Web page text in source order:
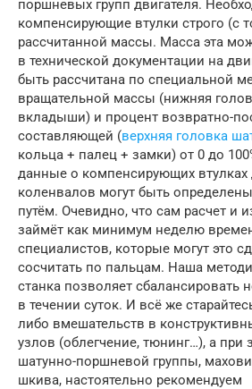
поршневых групп двигателя.
компенсирующие втулки строго (с
рассчитанной массы. Масса эта
в технической документации на
быть рассчитана по специальной
вращательной массы (нижняя
вкладыши) и процент возвратно-
составляющей (верхняя головка
кольца + палец + замки) от 0 до
данные о компенсирующих
коленвалов могут быть
путём. Очевидно, что сам расчет и
займёт как минимум неделю
специалистов, которые могут это
сосчитать по пальцам. Наша
станка позволяет сбалансировать
в течении суток. И всё же
либо вмешательств в
узлов (облегчение, тюнинг…), а при
шатунно-поршневой группы,
шкива, настоятельно рекомендуем